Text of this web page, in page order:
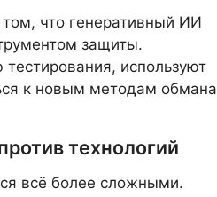
что генеративный ИИ
защиты.
используют
к новым методам обмана
технологий
всё более сложными.